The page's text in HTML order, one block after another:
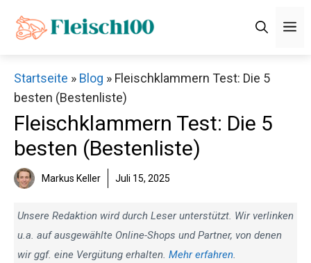
Inhalt
Startseite » Blog » Fleischklammern Test: Die 5
besten (Bestenliste)
Fleischklammern Test: Die 5
besten (Bestenliste)
Markus Keller Juli 15, 2025
Unsere Redaktion wird durch Leser unterstützt. Wir verlinken
u.a. auf ausgewählte Online-Shops und Partner, von denen
wir ggf. eine Vergütung erhalten. Mehr erfahren.